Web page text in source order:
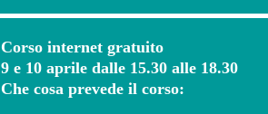
Corso internet gratuito
9 e 10 aprile dalle 15.30 alle 18.30
Che cosa prevede il corso: